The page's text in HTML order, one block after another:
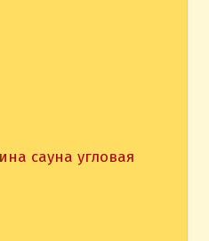
сауна угловая